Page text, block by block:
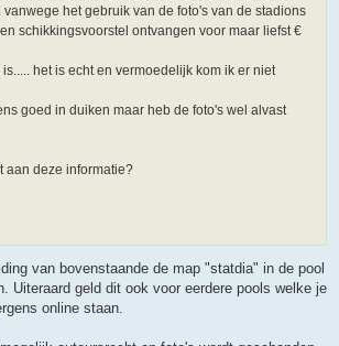
het gebruik van de foto's van de stadions
schikkingsvoorstel ontvangen voor maar liefst €
het is echt en vermoedelijk kom ik er niet
goed in duiken maar heb de foto's wel alvast
aan deze informatie?
van bovenstaande de map "statdia" in de pool
Uiteraard geld dit ook voor eerdere pools welke je
online staan.